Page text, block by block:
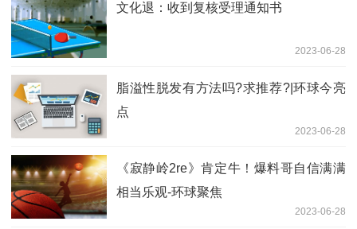
文化退：收到复核受理通知书
2023-06-28
脂溢性脱发有方法吗?求推荐?|环球今亮
点
2023-06-28
《寂静岭2re》肯定牛！爆料哥自信满满
相当乐观-环球聚焦
2023-06-28